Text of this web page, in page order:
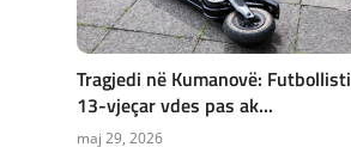
Tragjedi në Kumanovë: Futbollisti
13-vjeçar vdes pas ak...
maj 29, 2026